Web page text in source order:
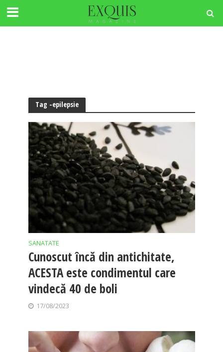
Tag -epilepsie
SANATATE
Cunoscut încă din antichitate,
ACESTA este condimentul care
vindecă 40 de boli
17/08/2023